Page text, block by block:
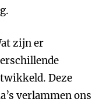
zijn er
Deze
verlammen ons